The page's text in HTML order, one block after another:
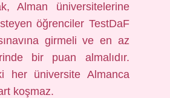
Alman üniversitelerine
öğrenciler TestDaF
girmeli ve en az
bir puan almalıdır.
her üniversite Almanca
koşmaz.